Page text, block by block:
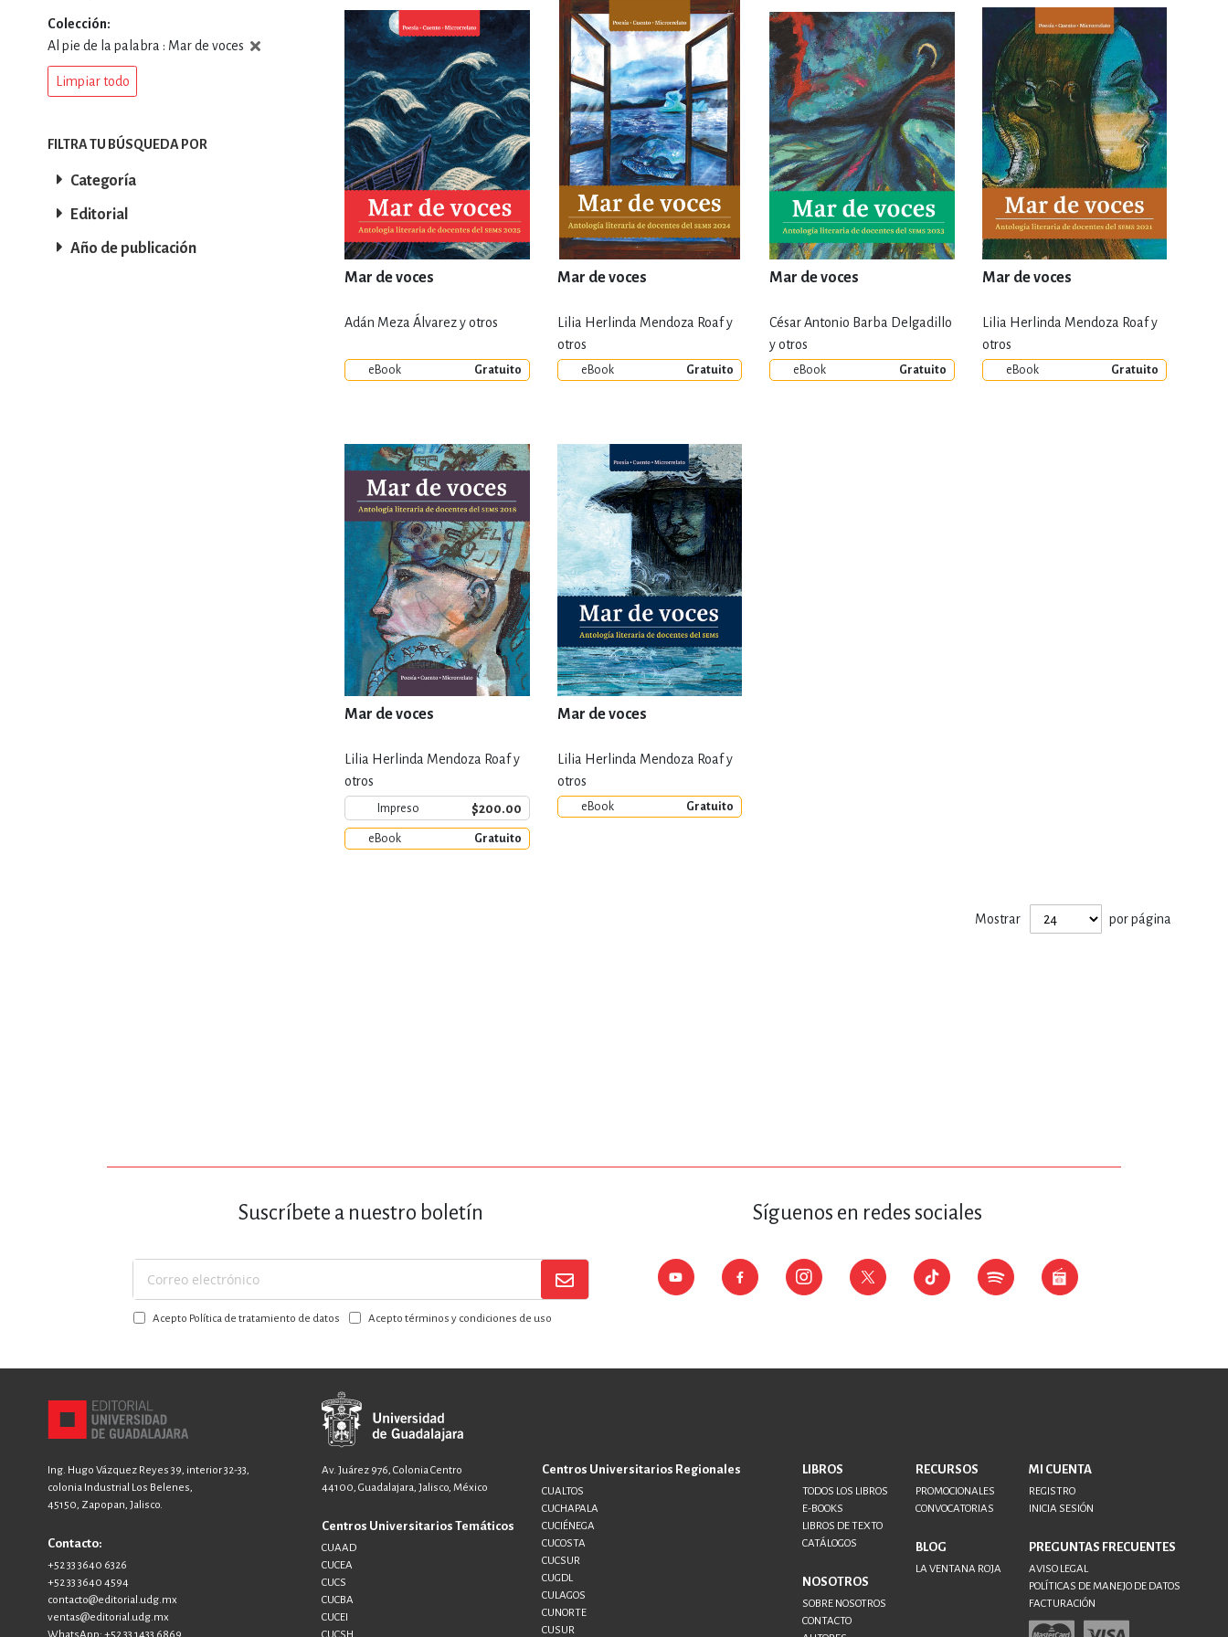
DEPORTES Y ACTIVIDADES DE OCIO AL AIRE LIBRE DERECHO
ECONOMÍA, FINANZAS, EMPRESA Y GESTIÓN
ESTILOS DE VIDA, AFICIONES Y OCIO FICCIÓN Y TEMAS AFINES
FILOSOFÍA Y RELIGIÓN HISTORIA Y ARQUEOLOGÍA
INFANTILES, JUVENILES Y DIDÁCTICOS LENGUAJE Y LINGÜÍSTICA
NOVELA GRÁFICA, LIBROS DE CÓMICS, DIBUJOS ANIMADOS
SALUD, RELACIONES Y DESARROLLO PERSONAL
SOCIEDAD Y CIENCIAS SOCIALES
TECNOLOGÍA, INGENIERÍA, AGRICULTURA
Mar de voces
Adán Meza Álvarez y otros
eBook Gratuito
Mar de voces
Lilia Herlinda Mendoza Roaf y
otros
eBook Gratuito
Mar de voces
César Antonio Barba Delgadillo
y otros
eBook Gratuito
Mar de voces
Lilia Herlinda Mendoza Roaf y
otros
eBook Gratuito
Mar de voces
Lilia Herlinda Mendoza Roaf y
otros
Impreso $200.00
eBook Gratuito
Mar de voces
Lilia Herlinda Mendoza Roaf y
otros
eBook Gratuito
Mostrar por página
Colección
Al pie de la palabra : Mar de voces
Limpiar todo
FILTRA TU BÚSQUEDA POR
Categoría
Editorial
Año de publicación
Suscríbete a nuestro boletín
Suscríbase
a
nuestroAcepto Política de tratamiento de datos Acepto términos y condiciones de uso
Síguenos en redes sociales
Ing. Hugo Vázquez Reyes 39, interior 32-33,
colonia Industrial Los Belenes,
45150, Zapopan, Jalisco.
Contacto:
+52 33 3640 6326
+52 33 3640 4594
contacto@editorial.udg.mx
ventas@editorial.udg.mx
Av. Juárez 976, Colonia Centro
44100, Guadalajara, Jalisco, México
Centros Universitarios Temáticos
CUAAD
CUCEA
CUCS
CUCBA
CUCEI
Centros Universitarios Regionales
CUALTOS
CUCHAPALA
CUCIÉNEGA
CUCOSTA
CUCSUR
CUGDL
CULAGOS
CUNORTE
CUSUR
LIBROS
TODOS LOS LIBROS
E-BOOKS
LIBROS DE TEXTO
CATÁLOGOS
NOSOTROS
SOBRE NOSOTROS
CONTACTO
RECURSOS
PROMOCIONALES
CONVOCATORIAS
BLOG
LA VENTANA ROJA
MI CUENTA
REGISTRO
INICIA SESIÓN
PREGUNTAS FRECUENTES
AVISO LEGAL
POLÍTICAS DE MANEJO DE DATOS
FACTURACIÓN